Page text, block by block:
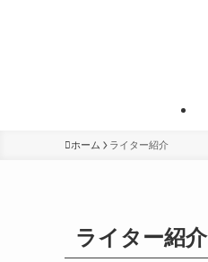
ホーム ライター紹介
ライター紹介